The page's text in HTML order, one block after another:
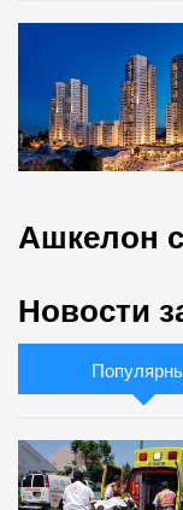
Ашкелон
Новости